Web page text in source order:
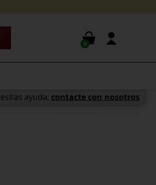
0
ayuda, contacte con nosotros